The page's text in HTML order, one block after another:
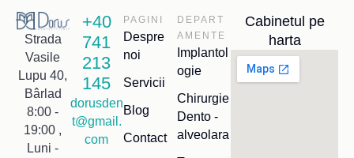
Strada
Vasile
Lupu 40,
Bârlad
8:00 -
19:00 ,
Luni -
+40
741
213
145
dorusden
t@gmail.
com
PAGINI
Despre
noi
Servicii
Blog
Contact
DEPART
AMENTE
Implantol
ogie
Chirurgie
Dento -
alveolara
Cabinetul pe
harta